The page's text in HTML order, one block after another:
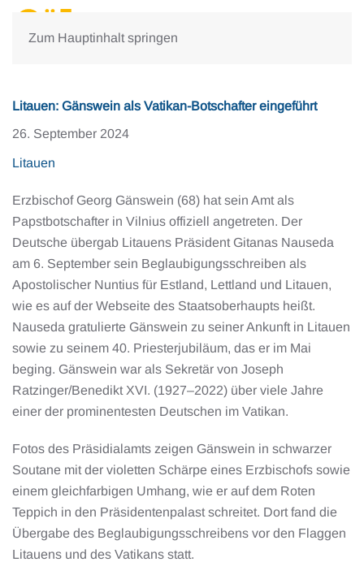
Zum Hauptinhalt springen
Litauen: Gänswein als Vatikan-Botschafter eingeführt
26. September 2024
Litauen
Erzbischof Georg Gänswein (68) hat sein Amt als
Papstbotschafter in Vilnius offiziell angetreten. Der
Deutsche übergab Litauens Präsident Gitanas Nauseda
am 6. September sein Beglaubigungsschreiben als
Apostolischer Nuntius für Estland, Lettland und Litauen,
wie es auf der Webseite des Staatsoberhaupts heißt.
Nauseda gratulierte Gänswein zu seiner Ankunft in Litauen
sowie zu seinem 40. Priesterjubiläum, das er im Mai
beging. Gänswein war als Sekretär von Joseph
Ratzinger/Benedikt XVI. (1927–2022) über viele Jahre
einer der prominentesten Deutschen im Vatikan.
Fotos des Präsidialamts zeigen Gänswein in schwarzer
Soutane mit der violetten Schärpe eines Erzbischofs sowie
einem gleichfarbigen Umhang, wie er auf dem Roten
Teppich in den Präsidentenpalast schreitet. Dort fand die
Übergabe des Beglaubigungsschreibens vor den Flaggen
Litauens und des Vatikans statt.